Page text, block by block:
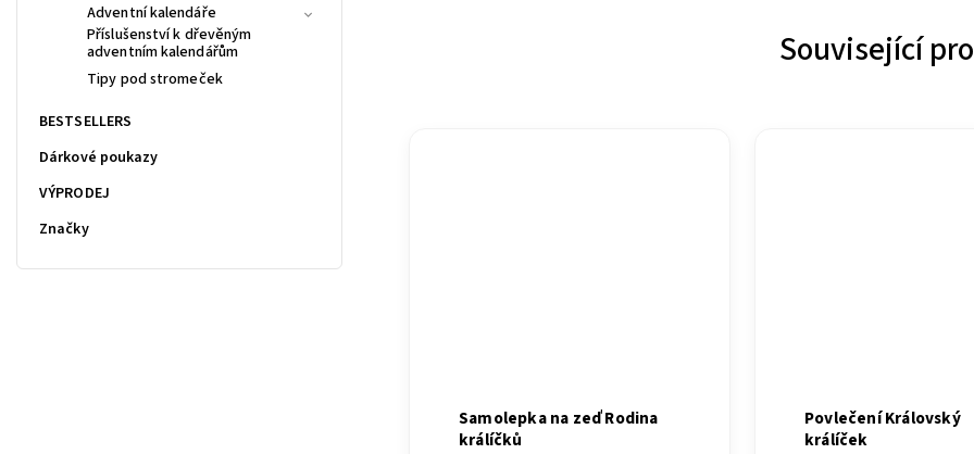
Adventní kalendáře
Příslušenství k dřevěným
adventním kalendářům
Tipy pod stromeček
BESTSELLERS
Dárkové poukazy
VÝPRODEJ
Značky
Související
Samolepka na zeď Rodina
králíčků
Povlečení Královský
králíček